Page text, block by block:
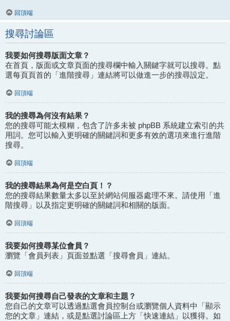
回頂端
搜尋討論區
我要如何搜尋版面文章？
在首頁，版面或文章頁面的搜尋欄中輸入關鍵字就可以搜尋。點
選每頁頁首的「進階搜尋」連結將可以做進一步的搜尋設定。
回頂端
我的搜尋為何沒有結果？
您的搜尋可能太模糊，包含了許多未被 phpBB 系統建立索引的共
用詞。您可以輸入更明確的關鍵詞和更多有效的選項來進行進階
搜尋。
回頂端
我的搜尋結果為何是空白頁！？
您的搜尋結果數量太多以至於網站伺服器處理不來。請使用「進
階搜尋」以及指定更明確的關鍵詞和相關的版面。
回頂端
我要如何搜尋某位會員？
瀏覽「會員列表」頁面並點選「搜尋會員」連結。
回頂端
我要如何搜尋自己發表的文章和主題？
您自己的文章可以透過點選會員控制台或瀏覽個人資料中「顯示
您的文章」連結，或是點選討論區上方「快速連結」以獲得。如